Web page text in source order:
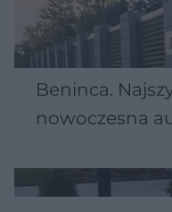
Beninca.
nowoczesna